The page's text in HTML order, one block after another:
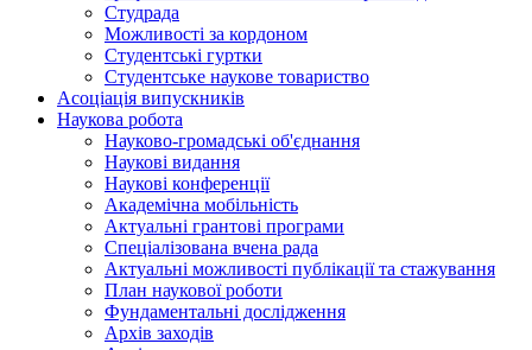
Студрада
Можливості за кордоном
Студентські гуртки
Студентське наукове товариство
Асоціація випускників
Наукова робота
Науково-громадські об'єднання
Наукові видання
Наукові конференції
Академічна мобільність
Актуальні грантові програми
Спеціалізована вчена рада
Актуальні можливості публікації та стажування
План наукової роботи
Фундаментальні дослідження
Архів заходів